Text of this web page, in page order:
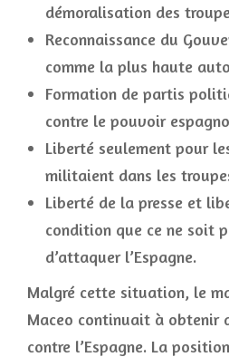
démoralisation des
Reconnaissance du
comme la plus haute
Formation de partis
contre le pouvoir
Liberté seulement pour
militaient dans les
Liberté de la presse et
condition que ce ne soit
d’attaquer l’Espagne.
Malgré cette situation, le
Maceo continuait à obtenir
contre l’Espagne. La